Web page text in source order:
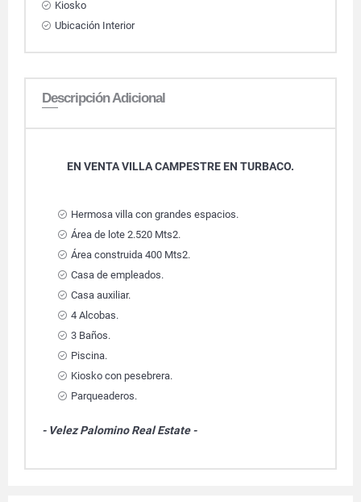
Kiosko
Ubicación Interior
Descripción Adicional
EN VENTA VILLA CAMPESTRE EN TURBACO.
Hermosa villa con grandes espacios.
Área de lote 2.520 Mts2.
Área construida 400 Mts2.
Casa de empleados.
Casa auxiliar.
4 Alcobas.
3 Baños.
Piscina.
Kiosko con pesebrera.
Parqueaderos.
- Velez Palomino Real Estate -